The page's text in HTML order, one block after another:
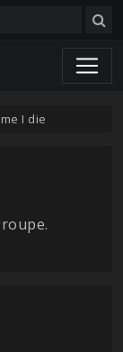
I die